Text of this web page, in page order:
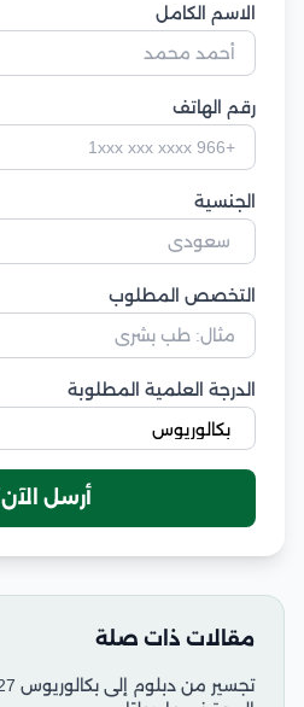
الاسم الكامل
رقم الهاتف
الجنسية
التخصص المطلوب
الدرجة العلمية المطلوبة
أرسل الآن
مقالات ذات صلة